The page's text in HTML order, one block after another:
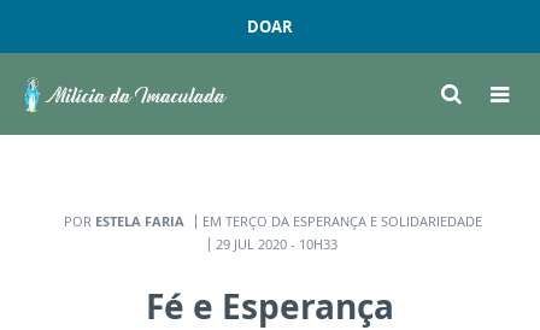
DOAR
POR ESTELA FARIA
EM TERÇO DA ESPERANÇA E SOLIDARIEDADE
29 JUL 2020 - 10H33
Fé e Esperança